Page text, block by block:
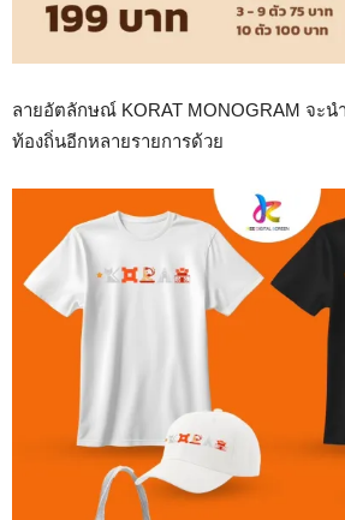
ลายอัตลักษณ์ KORAT MONOGRAM จะ
ท้องถิ่นอีกหลายรายการด้วย